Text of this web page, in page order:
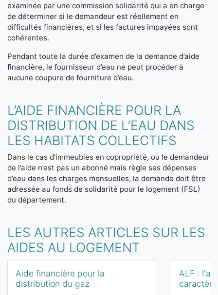
examinée par une commission solidarité qui a en charge
de déterminer si le demandeur est réellement en
difficultés financières, et si les factures impayées sont
cohérentes.
Pendant toute la durée d’examen de la demande d’aide
financière, le fournisseur d’eau ne peut procéder à
aucune coupure de fourniture d’eau.
L’AIDE FINANCIÈRE POUR LA
DISTRIBUTION DE L’EAU DANS
LES HABITATS COLLECTIFS
Dans le cas d’immeubles en copropriété, où le demandeur
de l’aide n’est pas un abonné mais règle ses dépenses
d’eau dans les charges mensuelles, la demande doit être
adressée au fonds de solidarité pour le logement (FSL)
du département.
LES AUTRES ARTICLES SUR LES
AIDES AU LOGEMENT
Aide financière pour la
distribution du gaz
ALF :